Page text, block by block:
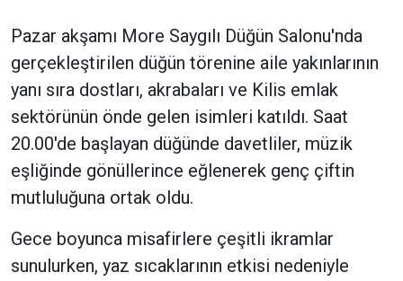
Pazar akşamı More Saygılı Düğün Salonu'nda
gerçekleştirilen düğün törenine aile yakınlarının
yanı sıra dostları, akrabaları ve Kilis emlak
sektörünün önde gelen isimleri katıldı. Saat
20.00'de başlayan düğünde davetliler, müzik
eşliğinde gönüllerince eğlenerek genç çiftin
mutluluğuna ortak oldu.
Gece boyunca misafirlere çeşitli ikramlar
sunulurken, yaz sıcaklarının etkisi nedeniyle